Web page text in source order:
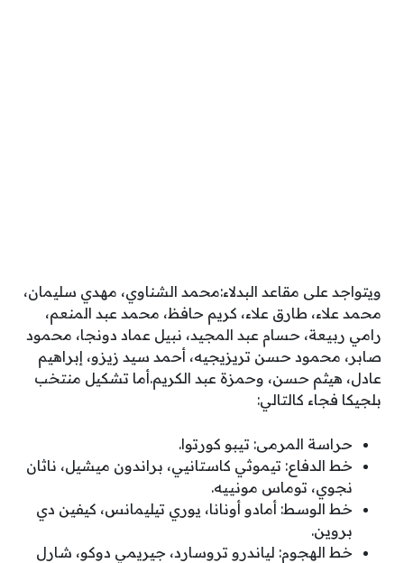
ويتواجد على مقاعد البدلاء:محمد الشناوي، مهدي سليمان،
محمد علاء، طارق علاء، كريم حافظ، محمد عبد المنعم،
رامي ربيعة، حسام عبد المجيد، نبيل عماد دونجا، محمود
صابر، محمود حسن تريزيجيه، أحمد سيد زيزو، إبراهيم
عادل، هيثم حسن، وحمزة عبد الكريم.أما تشكيل منتخب
بلجيكا فجاء كالتالي:
حراسة المرمى: تيبو كورتوا.
خط الدفاع: تيموثي كاستانيي، براندون ميشيل، ناثان
نجوي، توماس مونييه.
خط الوسط: أمادو أونانا، يوري تيليمانس، كيفين دي
بروين.
خط الهجوم: لياندرو تروسارد، جيريمي دوكو، شارل